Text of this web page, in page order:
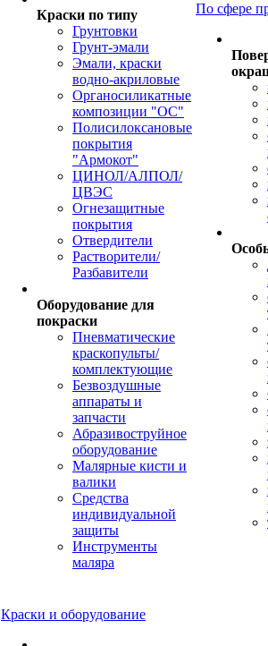
Краски по типу
Грунтовки
Грунт-эмали
Эмали, краски
водно-акриловые
Органосиликатные
композиции "ОС"
Полисилоксановые
покрытия
"Армокот"
ЦИНОЛ/АЛПОЛ/
ЦВЭС
Огнезащитные
покрытия
Отвердители
Растворители/
Разбавители
Оборудование для
покраски
Пневматические
краскопульты/
комплектующие
Безвоздушные
аппараты и
запчасти
Абразивоструйное
оборудование
Малярные кисти и
валики
Средства
индивидуальной
защиты
Инструменты
маляра
По сфере
Краски и оборудование